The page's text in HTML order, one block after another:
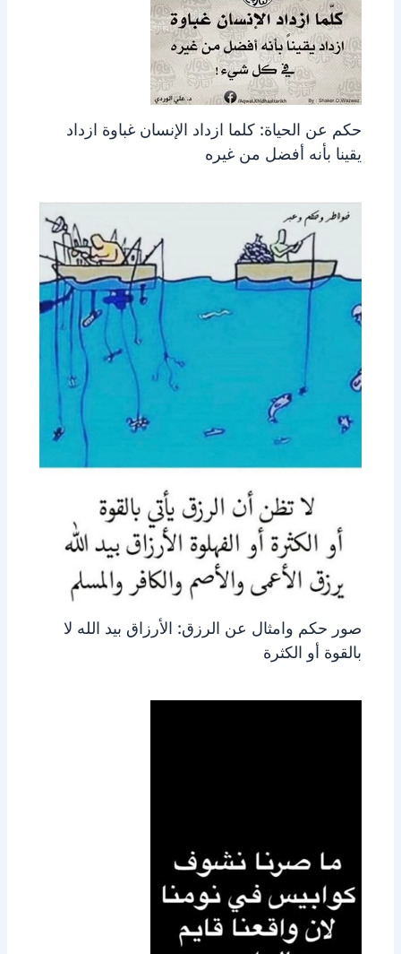
حكم عن الحياة: كلما ازداد الإنسان غباوة ازداد
يقينا بأنه أفضل من غيره
صور حكم وامثال عن الرزق: الأرزاق بيد الله لا
بالقوة أو الكثرة